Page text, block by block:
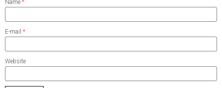
Name *
E-mail *
Website